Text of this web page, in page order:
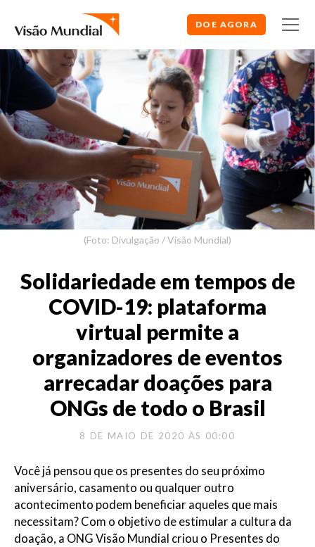
DOE AGORA
(Foto: Divulgação / Visão Mundial)
Solidariedade em tempos de
COVID-19: plataforma
virtual permite a
organizadores de eventos
arrecadar doações para
ONGs de todo o Brasil
8 DE MAIO DE 2020 ÀS 00:00
Você já pensou que os presentes do seu próximo
aniversário, casamento ou qualquer outro
acontecimento podem beneficiar aqueles que mais
necessitam? Com o objetivo de estimular a cultura da
doação, a ONG Visão Mundial criou o Presentes do